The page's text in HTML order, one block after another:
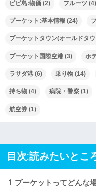
ピピ島:物価 (2) フルーツ (4)
プーケット:基本情報 (24)
プーケットタウン(オールドタ
プーケット国際空港 (3) ホ
ラサダ港 (6) 乗り物 (14)
持ち物 (4) 病院・警察 (1)
航空券 (1)
目次:読みたいとこ
1 プーケットってどんな